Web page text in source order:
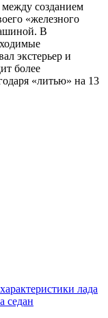
созданием
«железного
В
экстерьер и
более
«литью» на 13
лада
седан